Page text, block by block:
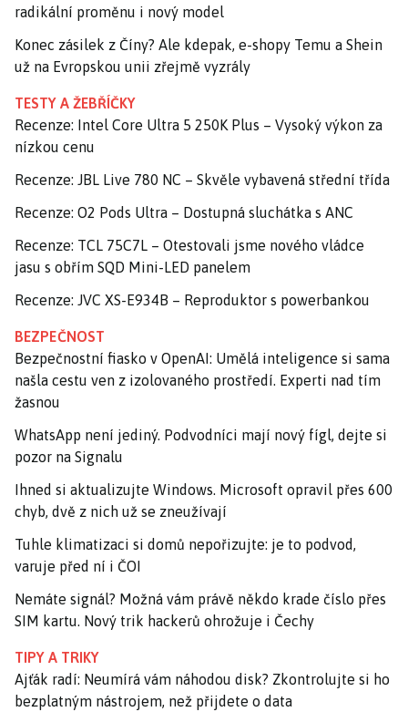
radikální proměnu i nový model
Konec zásilek z Číny? Ale kdepak, e-shopy Temu a Shein
už na Evropskou unii zřejmě vyzrály
TESTY A ŽEBŘÍČKY
Recenze: Intel Core Ultra 5 250K Plus – Vysoký výkon za
nízkou cenu
Recenze: JBL Live 780 NC – Skvěle vybavená střední třída
Recenze: O2 Pods Ultra – Dostupná sluchátka s ANC
Recenze: TCL 75C7L – Otestovali jsme nového vládce
jasu s obřím SQD Mini-LED panelem
Recenze: JVC XS-E934B – Reproduktor s powerbankou
BEZPEČNOST
Bezpečnostní fiasko v OpenAI: Umělá inteligence si sama
našla cestu ven z izolovaného prostředí. Experti nad tím
žasnou
WhatsApp není jediný. Podvodníci mají nový fígl, dejte si
pozor na Signalu
Ihned si aktualizujte Windows. Microsoft opravil přes 600
chyb, dvě z nich už se zneužívají
Tuhle klimatizaci si domů nepořizujte: je to podvod,
varuje před ní i ČOI
Nemáte signál? Možná vám právě někdo krade číslo přes
SIM kartu. Nový trik hackerů ohrožuje i Čechy
TIPY A TRIKY
Ajťák radí: Neumírá vám náhodou disk? Zkontrolujte si ho
bezplatným nástrojem, než přijdete o data